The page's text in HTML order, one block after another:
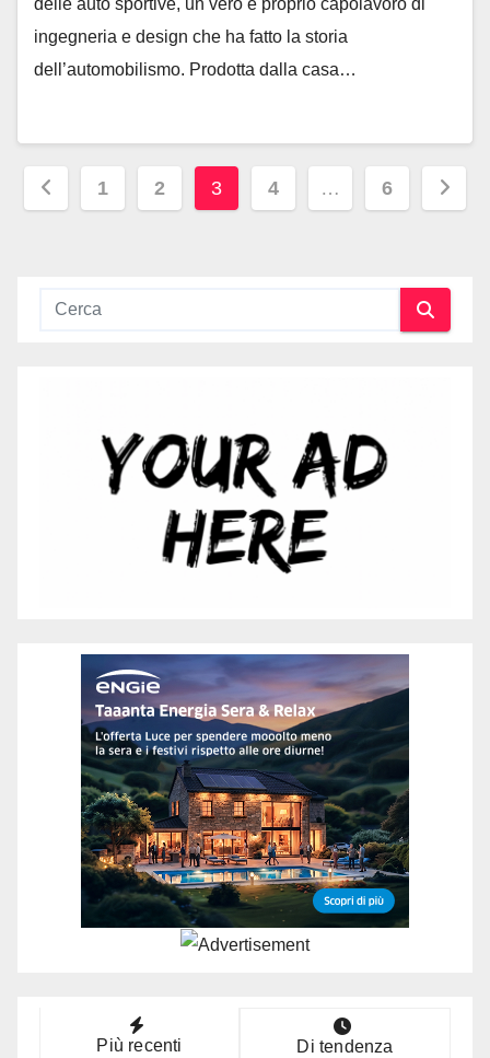
delle auto sportive, un vero e proprio capolavoro di
ingegneria e design che ha fatto la storia
dell’automobilismo. Prodotta dalla casa…
Navigazione
1 2 3 4 … 6
Più recenti Di tendenza